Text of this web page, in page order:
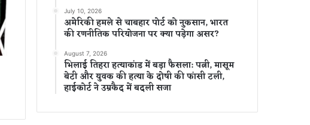
July 10, 2026
अमेरिकी हमले से चाबहार पोर्ट को नुकसान, भारत
की रणनीतिक परियोजना पर क्या पड़ेगा असर?
August 7, 2026
भिलाई तिहरा हत्याकांड में बड़ा फैसला: पत्नी, मासूम
बेटी और युवक की हत्या के दोषी की फांसी टली,
हाईकोर्ट ने उम्रकैद में बदली सजा